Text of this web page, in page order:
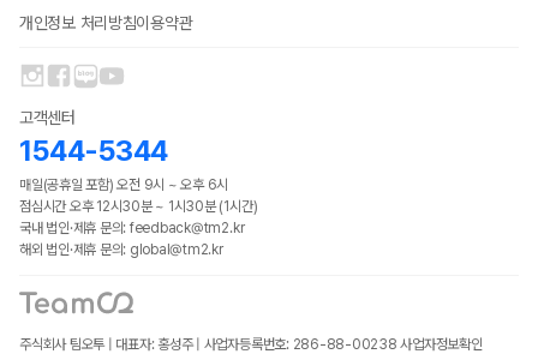
개인정보 처리방침이용약관
고객센터
1544-5344
매일(공휴일 포함) 오전 9시 ~ 오후 6시
점심시간 오후 12시30분 ~ 1시30분 (1시간)
국내 법인·제휴 문의: feedback@tm2.kr
해외 법인·제휴 문의: global@tm2.kr
주식회사 팀오투 | 대표자: 홍성주 | 사업자등록번호: 286-88-00238 사업자정보확인